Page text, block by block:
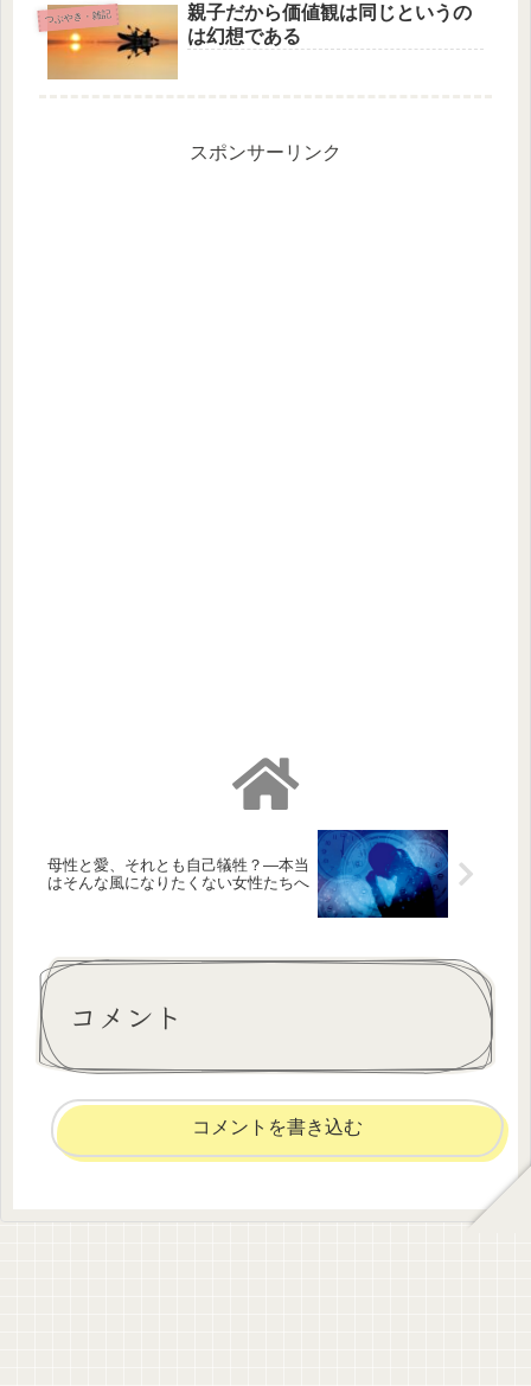
つぶやき・雑記
親子だから価値観は同じというの
は幻想である
スポンサーリンク
母性と愛、それとも自己犠牲？―本当
はそんな風になりたくない女性たちへ
コメント
コメントを書き込む